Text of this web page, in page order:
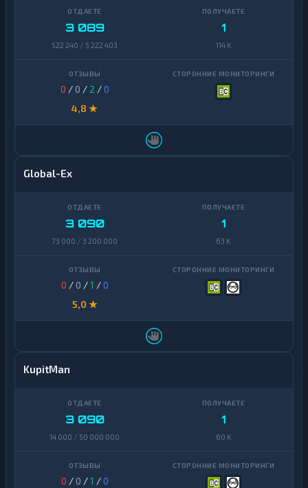
3 089
522 240 / 5 222 403
1
114 K
0 / 0 / 2 /0
4,8 ★
Global-Ex
3 090
73 000 / 3 200 000
1
63 K
0 / 0 /1 /0
5,0 ★
KupitMan
3 090
14 000 / 50 000 000
1
60 K
0 / 0 /1 /0